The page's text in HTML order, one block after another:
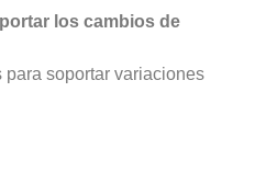
los cambios de
soportar variaciones